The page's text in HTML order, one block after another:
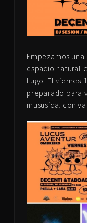
Empezamos
espacio natural
Lugo. El viernes
preparado para
mususical con